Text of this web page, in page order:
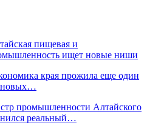
пищевая и
ищет новые ниши
края прожила еще один
новых…
промышленности Алтайского
реальный…